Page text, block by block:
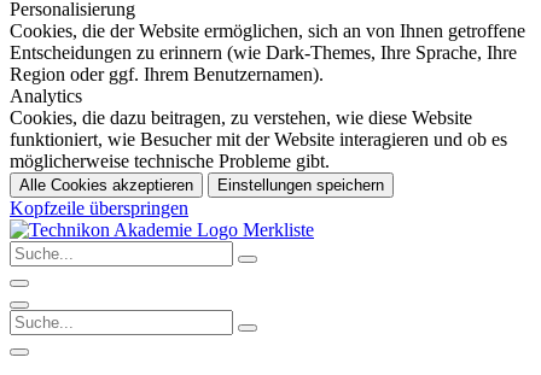
Personalisierung
Cookies, die der Website ermöglichen, sich an von Ihnen getroffene
Entscheidungen zu erinnern (wie Dark-Themes, Ihre Sprache, Ihre
Region oder ggf. Ihrem Benutzernamen).
Analytics
Cookies, die dazu beitragen, zu verstehen, wie diese Website
funktioniert, wie Besucher mit der Website interagieren und ob es
möglicherweise technische Probleme gibt.
Alle Cookies akzeptieren Einstellungen speichern
Kopfzeile überspringen
Merkliste